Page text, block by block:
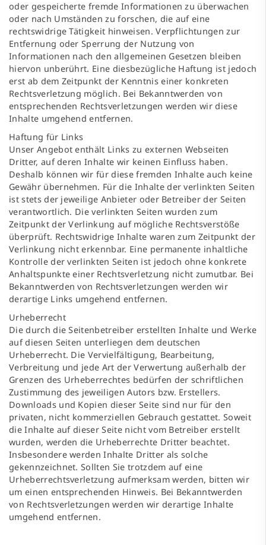
oder gespeicherte fremde Informationen zu überwachen
oder nach Umständen zu forschen, die auf eine
rechtswidrige Tätigkeit hinweisen. Verpflichtungen zur
Entfernung oder Sperrung der Nutzung von
Informationen nach den allgemeinen Gesetzen bleiben
hiervon unberührt. Eine diesbezügliche Haftung ist jedoch
erst ab dem Zeitpunkt der Kenntnis einer konkreten
Rechtsverletzung möglich. Bei Bekanntwerden von
entsprechenden Rechtsverletzungen werden wir diese
Inhalte umgehend entfernen.
Haftung für Links
Unser Angebot enthält Links zu externen Webseiten
Dritter, auf deren Inhalte wir keinen Einfluss haben.
Deshalb können wir für diese fremden Inhalte auch keine
Gewähr übernehmen. Für die Inhalte der verlinkten Seiten
ist stets der jeweilige Anbieter oder Betreiber der Seiten
verantwortlich. Die verlinkten Seiten wurden zum
Zeitpunkt der Verlinkung auf mögliche Rechtsverstöße
überprüft. Rechtswidrige Inhalte waren zum Zeitpunkt der
Verlinkung nicht erkennbar. Eine permanente inhaltliche
Kontrolle der verlinkten Seiten ist jedoch ohne konkrete
Anhaltspunkte einer Rechtsverletzung nicht zumutbar. Bei
Bekanntwerden von Rechtsverletzungen werden wir
derartige Links umgehend entfernen.
Urheberrecht
Die durch die Seitenbetreiber erstellten Inhalte und Werke
auf diesen Seiten unterliegen dem deutschen
Urheberrecht. Die Vervielfältigung, Bearbeitung,
Verbreitung und jede Art der Verwertung außerhalb der
Grenzen des Urheberrechtes bedürfen der schriftlichen
Zustimmung des jeweiligen Autors bzw. Erstellers.
Downloads und Kopien dieser Seite sind nur für den
privaten, nicht kommerziellen Gebrauch gestattet. Soweit
die Inhalte auf dieser Seite nicht vom Betreiber erstellt
wurden, werden die Urheberrechte Dritter beachtet.
Insbesondere werden Inhalte Dritter als solche
gekennzeichnet. Sollten Sie trotzdem auf eine
Urheberrechtsverletzung aufmerksam werden, bitten wir
um einen entsprechenden Hinweis. Bei Bekanntwerden
von Rechtsverletzungen werden wir derartige Inhalte
umgehend entfernen.